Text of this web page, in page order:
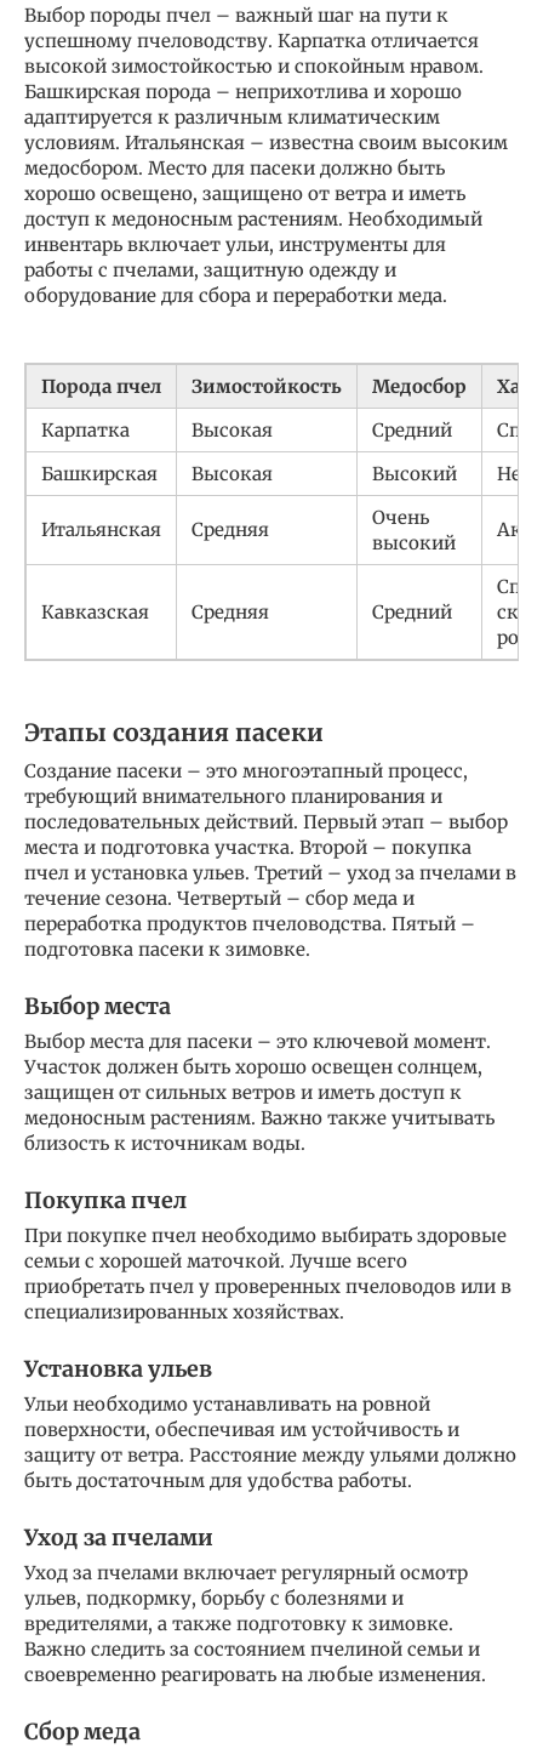
Выбор породы пчел – важный шаг на пути к
успешному пчеловодству. Карпатка отличается
высокой зимостойкостью и спокойным нравом.
Башкирская порода – неприхотлива и хорошо
адаптируется к различным климатическим
условиям. Итальянская – известна своим высоким
медосбором. Место для пасеки должно быть
хорошо освещено, защищено от ветра и иметь
доступ к медоносным растениям. Необходимый
инвентарь включает ульи, инструменты для
работы с пчелами, защитную одежду и
оборудование для сбора и переработки меда.
Порода пчел Зимостойкость Медосбор
Карпатка
Высокая Средний
Башкирская
Высокая Высокий
Итальянская Средняя
Очень
высокий
Кавказская Средняя Средний
Этапы создания пасеки
Создание пасеки – это многоэтапный процесс,
требующий внимательного планирования и
последовательных действий. Первый этап – выбор
места и подготовка участка. Второй – покупка
пчел и установка ульев. Третий – уход за пчелами в
течение сезона. Четвертый – сбор меда и
переработка продуктов пчеловодства. Пятый –
подготовка пасеки к зимовке.
Выбор места
Выбор места для пасеки – это ключевой момент.
Участок должен быть хорошо освещен солнцем,
защищен от сильных ветров и иметь доступ к
медоносным растениям. Важно также учитывать
близость к источникам воды.
Покупка пчел
При покупке пчел необходимо выбирать здоровые
семьи с хорошей маточкой. Лучше всего
приобретать пчел у проверенных пчеловодов или в
специализированных хозяйствах.
Установка ульев
Ульи необходимо устанавливать на ровной
поверхности, обеспечивая им устойчивость и
защиту от ветра. Расстояние между ульями должно
быть достаточным для удобства работы.
Уход за пчелами
Уход за пчелами включает регулярный осмотр
ульев, подкормку, борьбу с болезнями и
вредителями, а также подготовку к зимовке.
Важно следить за состоянием пчелиной семьи и
своевременно реагировать на любые изменения.
Сбор меда